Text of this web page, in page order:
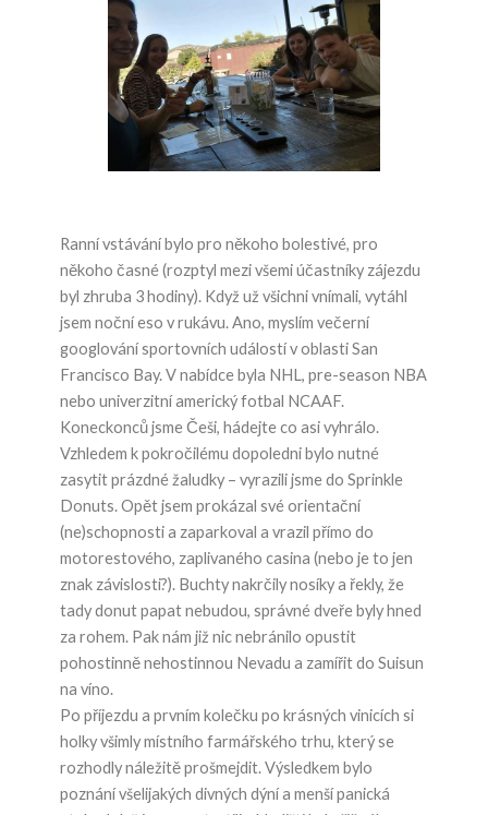
Ranní vstávání bylo pro někoho bolestivé, pro
někoho časné (rozptyl mezi všemi účastníky zájezdu
byl zhruba 3 hodiny). Když už všichni vnímali, vytáhl
jsem noční eso v rukávu. Ano, myslím večerní
googlování sportovních událostí v oblasti San
Francisco Bay. V nabídce byla NHL, pre-season NBA
nebo univerzitní americký fotbal NCAAF.
Koneckonců jsme Češi, hádejte co asi vyhrálo.
Vzhledem k pokročilému dopoledni bylo nutné
zasytit prázdné žaludky – vyrazili jsme do Sprinkle
Donuts. Opět jsem prokázal své orientační
(ne)schopnosti a zaparkoval a vrazil přímo do
motorestového, zaplivaného casina (nebo je to jen
znak závislosti?). Buchty nakrčily nosíky a řekly, že
tady donut papat nebudou, správné dveře byly hned
za rohem. Pak nám již nic nebránilo opustit
pohostinně nehostinnou Nevadu a zamířit do Suisun
na víno.
Po příjezdu a prvním kolečku po krásných vinicích si
holky všimly místního farmářského trhu, který se
rozhodly náležitě prošmejdit. Výsledkem bylo
poznání všelijakých divných dýní a menší panická